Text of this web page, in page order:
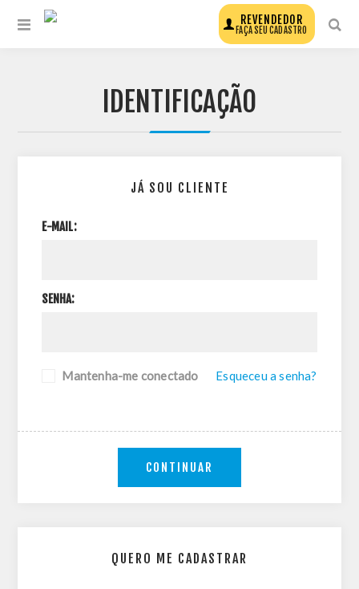
REVENDEDOR
FAÇA SEU CADASTRO
IDENTIFICAÇÃO
QUERO ME CADASTRAR
JÁ SOU CLIENTE
E-MAIL:
SENHA:
Mantenha-me conectado Esqueceu a senha?
CONTINUAR